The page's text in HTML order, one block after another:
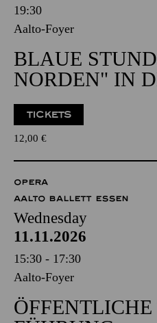
19:30
Aalto-Foyer
BLAUE
NORDEN" IN
TICKETS
12,00 €
OPERA
AALTO BALLETT ESSEN
Wednesday
11.11.2026
15:30 - 17:30
Aalto-Foyer